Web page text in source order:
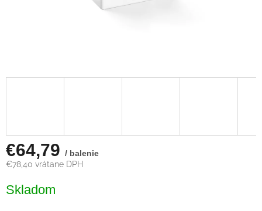
€64,79 / balenie
€78,40 vrátane DPH
cena:
Skladom